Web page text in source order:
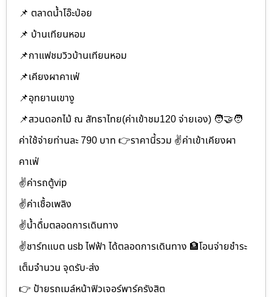
📌 ตลาดน้ำโอ๊ะป่อย
📌 บ้านเทียนหอม
📌กาแฟชมวิวบ้านเทียนหอม
📌เคียงผาคาเฟ่
📌อุทยานเขางู
📌สวนดอกไม้ ณ สัทธาไทย(ค่าเข้าชม120 จ่ายเอง) 🧑‍🤝‍🧑
ค่าใช้จ่ายท่านละ 790 บาท 👉ราคานี้รวม ✌ค่าเข้าเคียงผา
คาเฟ่
✌ค่ารถตู้vip
✌ค่าเชื้อเพลิง
✌น้ำดื่มตลอดการเดินทาง
✌ชาร์ทแบต usb ไฟฟ้า ได้ตลอดการเดินทาง 🏦โอนจ่ายชำระ
เต็มจำนวน จุดรับ-ส่ง
👉 ป้ายรถเมล์หน้าฟิวเจอร์พาร์ครังสิต